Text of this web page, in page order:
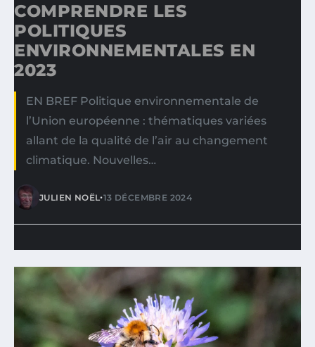
COMPRENDRE LES
POLITIQUES
ENVIRONNEMENTALES EN
2023
EN BREF Politique environnementale de
l’Union européenne : thématiques variées
allant de la qualité de l’air au changement
climatique. Nouvelles…
JULIEN NOËL•13 DÉCEMBRE 2024